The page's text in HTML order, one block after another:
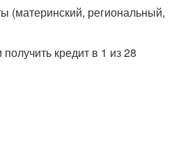
(материнский, региональный,
кредит в 1 из 28